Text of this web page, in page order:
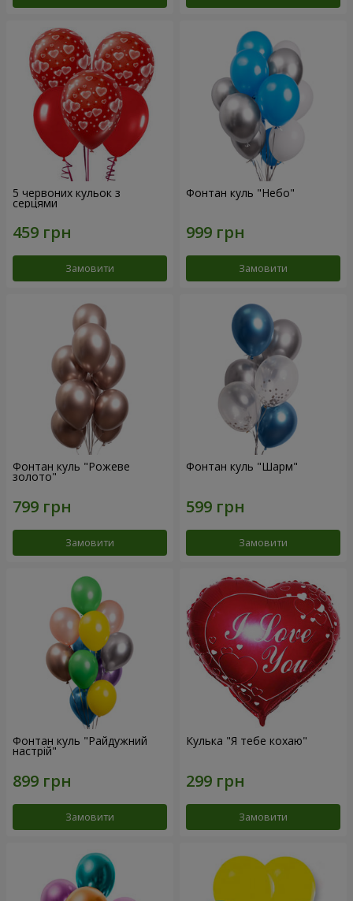
5 червоних кульок з
серцями
Замовити
Фонтан куль "Небо"
Замовити
Фонтан куль "Рожеве
золото"
Замовити
Фонтан куль "Шарм"
Замовити
Фонтан куль "Райдужний
настрій"
Замовити
Кулька "Я тебе кохаю"
Замовити